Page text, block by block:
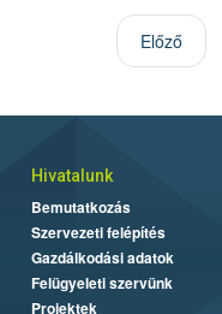
Előző
Hivatalunk
Bemutatkozás
Szervezeti felépítés
Gazdálkodási adatok
Felügyeleti szervünk
Projektek